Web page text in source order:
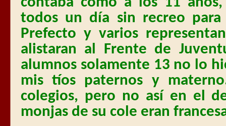
todos un día sin recreo
Prefecto y varios
alistaran al Frente de
alumnos solamente 13 no lo
mis tíos paternos y
colegios, pero no así en el
monjas de su cole eran